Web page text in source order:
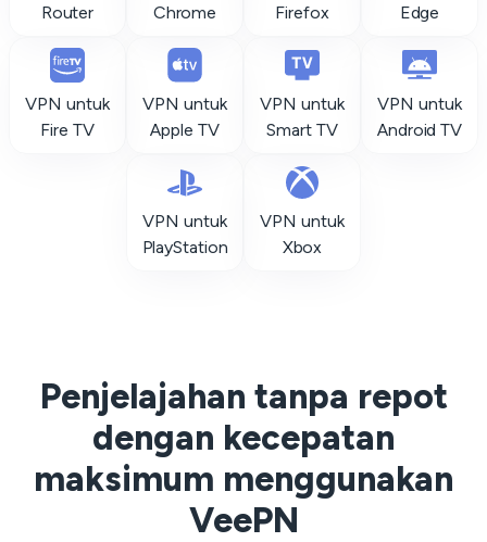
Router Chrome Firefox Edge
VPN untuk
Fire TV
VPN untuk
Apple TV
VPN untuk
Smart TV
VPN untuk
Android TV
VPN untuk
PlayStation
VPN untuk
Xbox
Penjelajahan tanpa repot
dengan kecepatan
maksimum menggunakan
VeePN